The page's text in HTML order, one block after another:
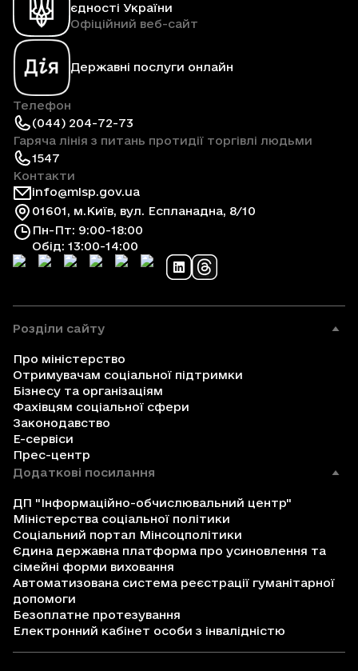
єдності України
Офіційний веб-сайт
Державні послуги онлайн
Телефон
(044) 204-72-73
Гаряча лінія з питань протидії торгівлі людьми
1547
Контакти
info@mlsp.gov.ua
01601, м.Київ, вул. Еспланадна, 8/10
Пн-Пт: 9:00-18:00
Обід: 13:00-14:00
Розділи сайту
Про міністерство
Отримувачам соціальної підтримки
Бізнесу та організаціям
Фахівцям соціальної сфери
Законодавство
Е-сервіси
Прес-центр
Додаткові посилання
ДП "Інформаційно-обчислювальний центр"
Міністерства соціальної політики
Соціальний портал Мінсоцполітики
Єдина державна платформа про усиновлення та
сімейні форми виховання
Автоматизована система реєстрації гуманітарної
допомоги
Безоплатне протезування
Електронний кабінет особи з інвалідністю